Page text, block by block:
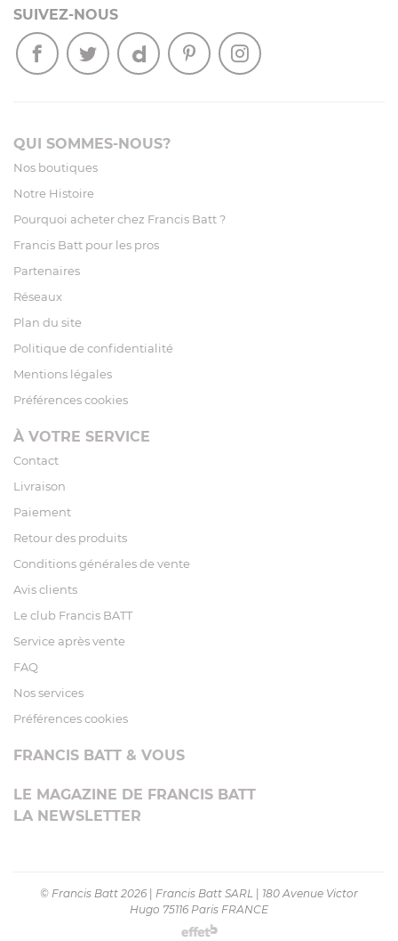
SUIVEZ-NOUS
QUI SOMMES-NOUS?
Nos boutiques
Notre Histoire
Pourquoi acheter chez Francis Batt ?
Francis Batt pour les pros
Partenaires
Réseaux
Plan du site
Politique de confidentialité
Mentions légales
Préférences cookies
À VOTRE SERVICE
Contact
Livraison
Paiement
Retour des produits
Conditions générales de vente
Avis clients
Le club Francis BATT
Service après vente
FAQ
Nos services
Préférences cookies
FRANCIS BATT & VOUS
LE MAGAZINE DE FRANCIS BATT
LA NEWSLETTER
© Francis Batt 2026 Francis Batt SARL
180 Avenue Victor
Hugo 75116 Paris FRANCE